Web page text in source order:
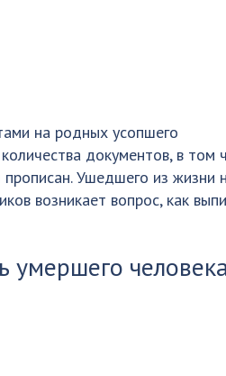
на родных усопшего
документов, в том
Ушедшего из жизни
возникает вопрос, как
умершего